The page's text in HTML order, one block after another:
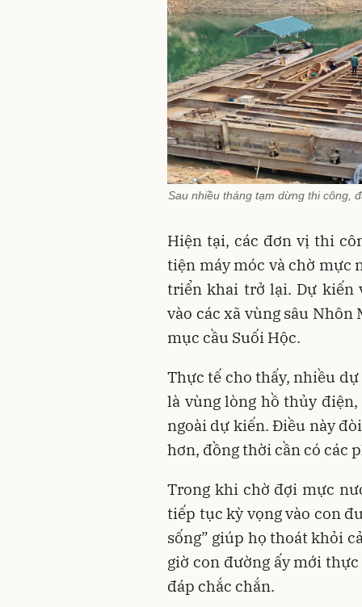
Sau nhiều tháng tạm dừng thi công,
Hiện tại, các đơn vị thi
tiện máy móc và chờ mực
triển khai trở lại. Dự kiến
vào các xã vùng sâu
mục cầu Suối Hộc.
Thực tế cho thấy, nhiều
là vùng lòng hồ thủy
ngoài dự kiến. Điều này
hơn, đồng thời cần có các
Trong khi chờ đợi mực
tiếp tục kỳ vọng vào con
sống” giúp họ thoát khỏi
giờ con đường ấy mới
đáp chắc chắn.